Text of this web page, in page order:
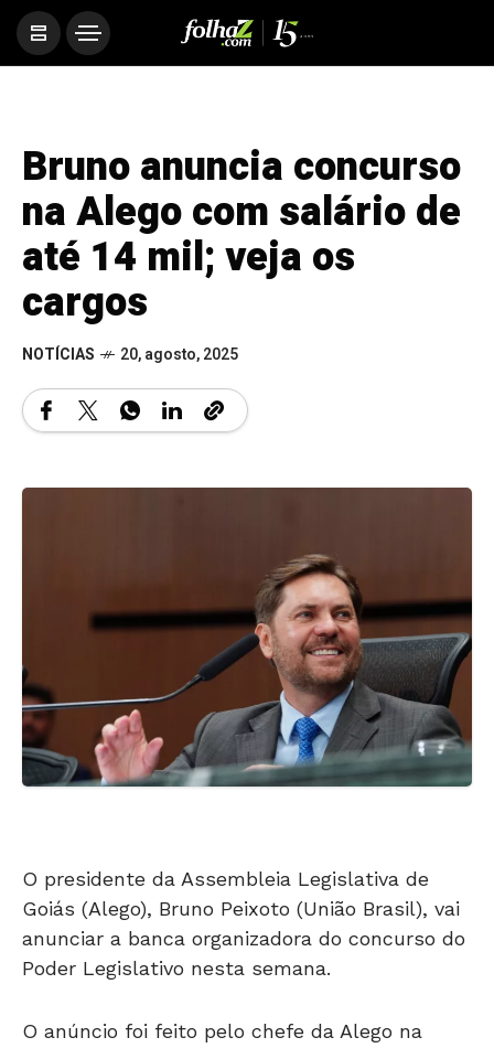
Bruno anuncia concurso
na Alego com salário de
até 14 mil; veja os
cargos
NOTÍCIAS 20, agosto, 2025
O presidente da Assembleia Legislativa de
Goiás (Alego), Bruno Peixoto (União Brasil), vai
anunciar a banca organizadora do concurso do
Poder Legislativo nesta semana.
O anúncio foi feito pelo chefe da Alego na